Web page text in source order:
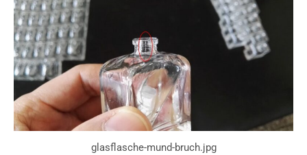
glasflasche-mund-bruch.jpg